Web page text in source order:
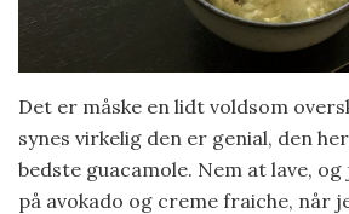
Det er måske en lidt voldsom
synes virkelig den er genial, den
bedste guacamole. Nem at lave, og
på avokado og creme fraiche, når